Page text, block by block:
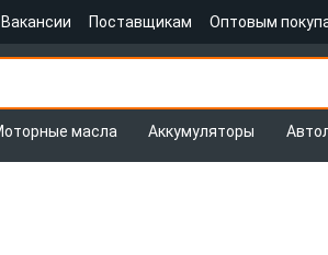
Вакансии Поставщикам Оптовым
масла Аккумуляторы